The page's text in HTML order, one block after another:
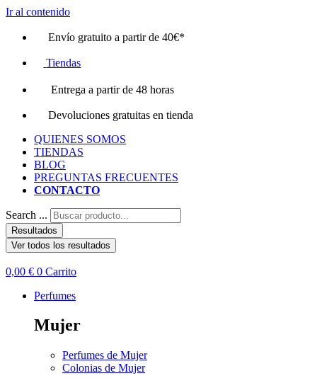
Ir al contenido
Envío gratuito a partir de 40€*
Tiendas
Entrega a partir de 48 horas
Devoluciones gratuitas en tienda
QUIENES SOMOS
TIENDAS
BLOG
PREGUNTAS FRECUENTES
CONTACTO
Search ...
Resultados
Ver todos los resultados
0,00 € 0 Carrito
Perfumes
Mujer
Perfumes de Mujer
Colonias de Mujer